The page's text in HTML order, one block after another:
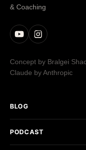
& Coaching
Concept by Bralgei
Claude by Anthropic
BLOG
PODCAST